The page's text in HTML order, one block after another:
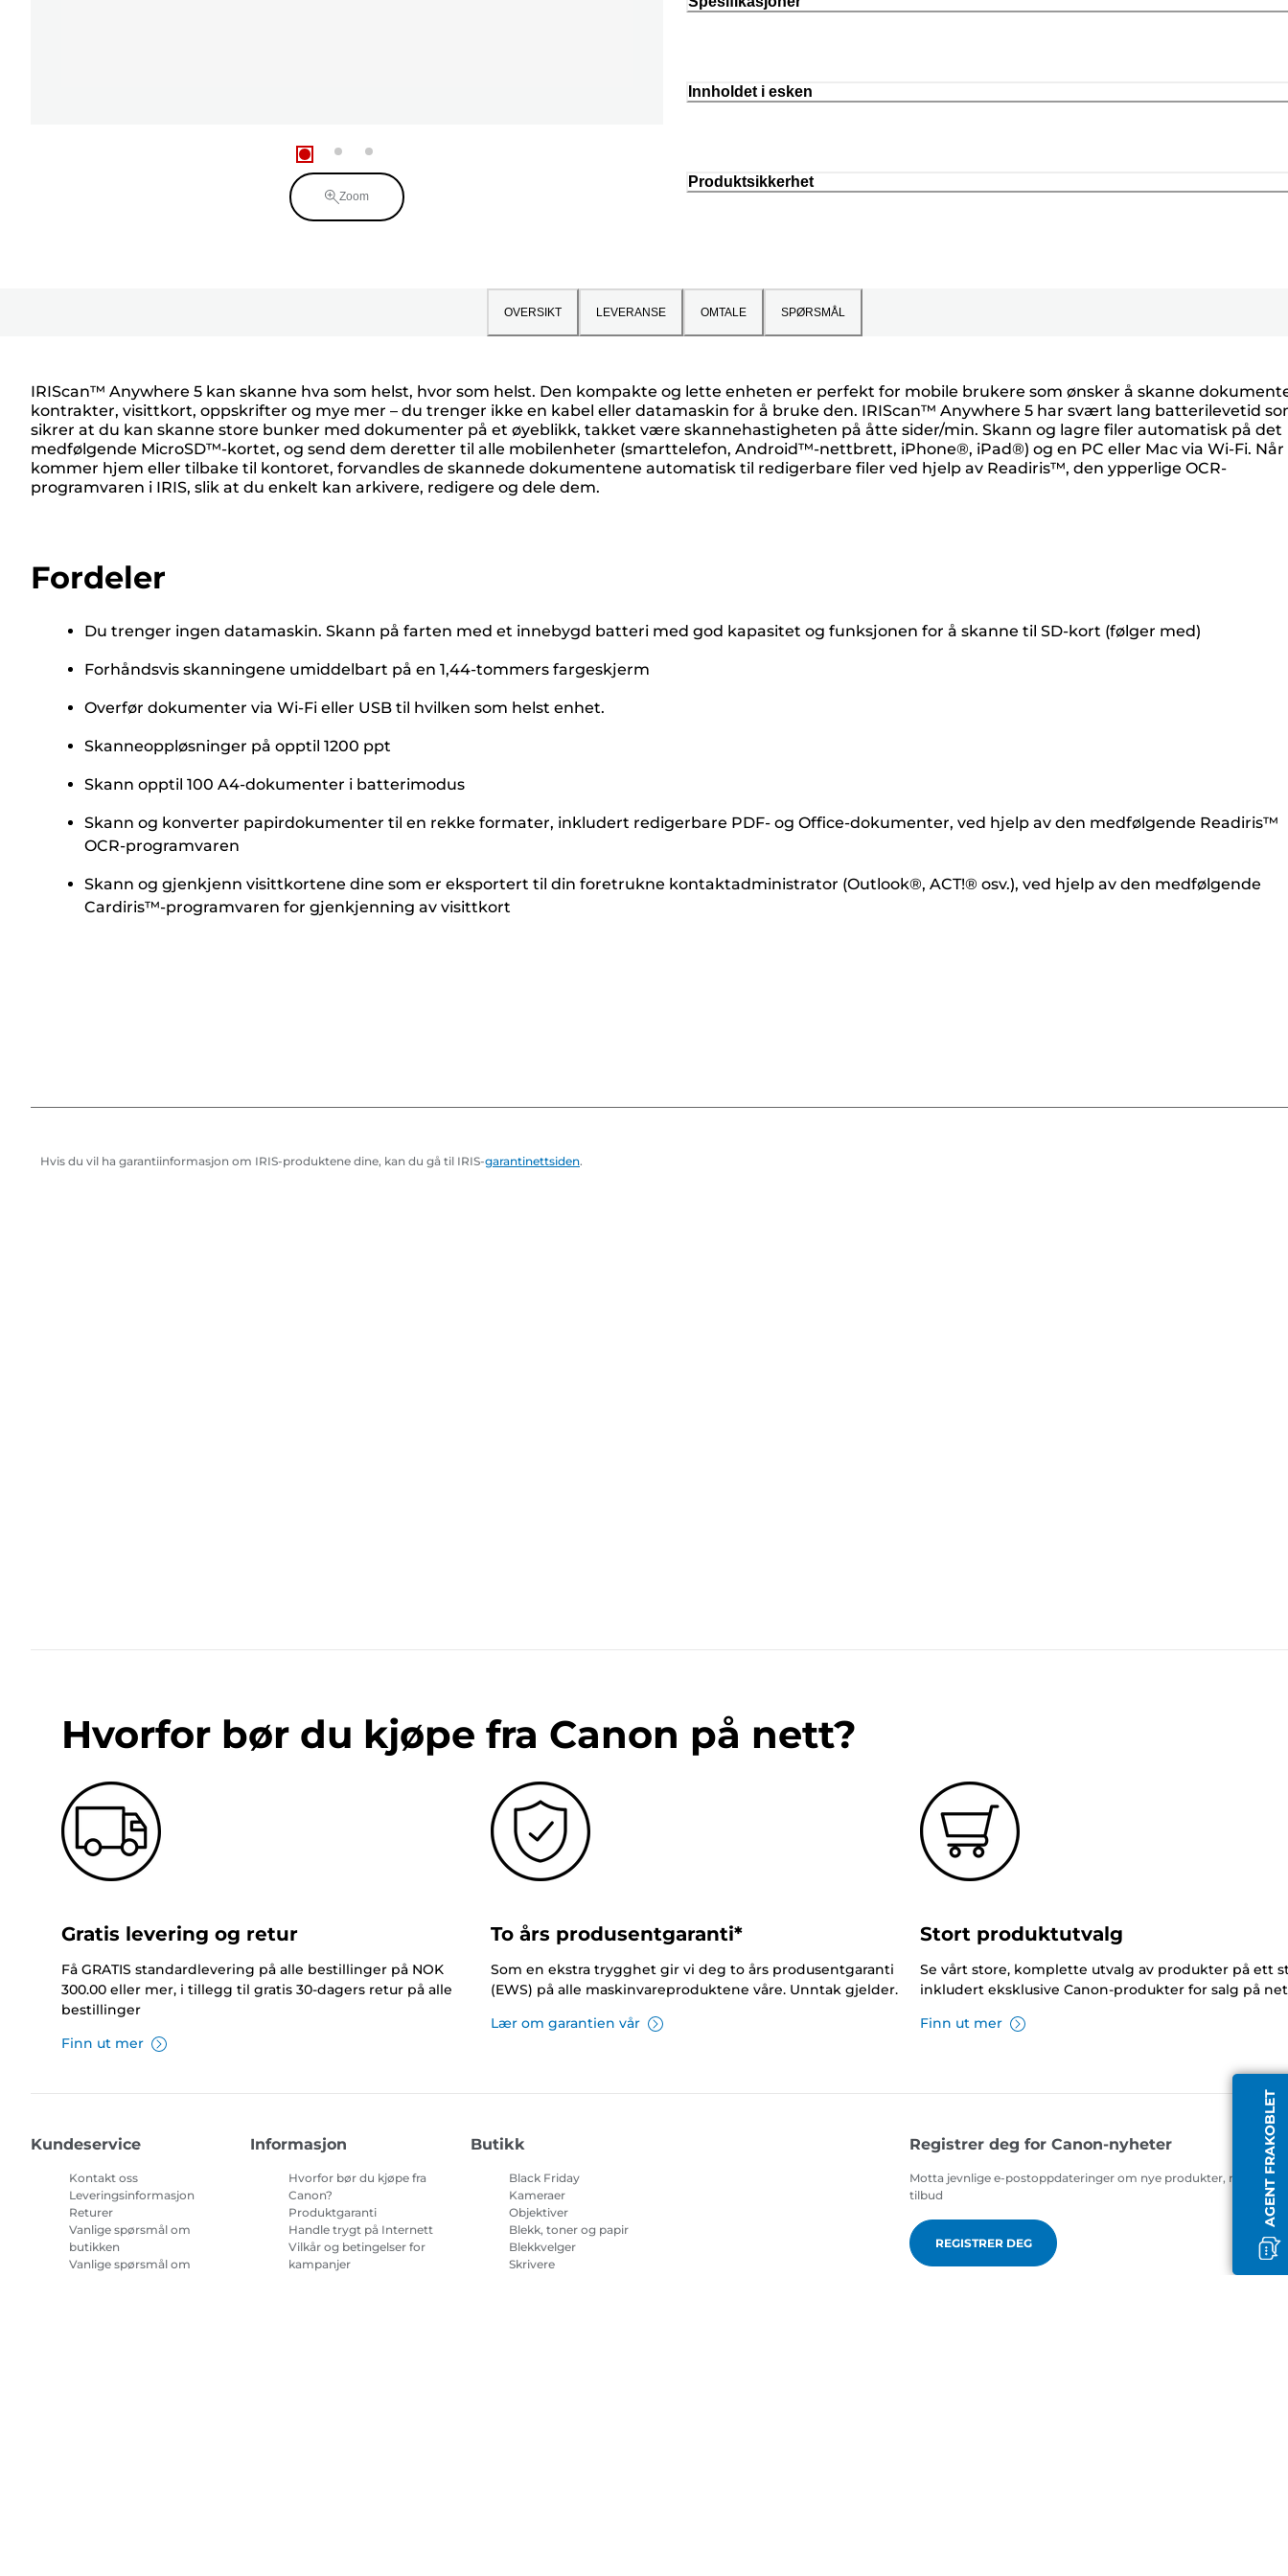
Zoom
Innholdet i esken
Produktsikkerhet
OVERSIKT LEVERANSE OMTALE SPØRSMÅL
IRIScan™ Anywhere 5 kan skanne hva som helst, hvor som helst. Den kompakte og lette enheten er perfekt for mobile brukere som ønsker å skanne
kontrakter, visittkort, oppskrifter og mye mer – du trenger ikke en kabel eller datamaskin for å bruke den. IRIScan™ Anywhere 5 har svært lang batterilevetid
sikrer at du kan skanne store bunker med dokumenter på et øyeblikk, takket være skannehastigheten på åtte sider/min. Skann og lagre filer automatisk på det
medfølgende MicroSD™-kortet, og send dem deretter til alle mobilenheter (smarttelefon, Android™-nettbrett, iPhone®, iPad®) og en PC eller Mac via Wi-Fi. Når
kommer hjem eller tilbake til kontoret, forvandles de skannede dokumentene automatisk til redigerbare filer ved hjelp av Readiris™, den ypperlige OCR-
programvaren i IRIS, slik at du enkelt kan arkivere, redigere og dele dem.
Fordeler
Du trenger ingen datamaskin. Skann på farten med et innebygd batteri med god kapasitet og funksjonen for å skanne til SD-kort (følger med)
Forhåndsvis skanningene umiddelbart på en 1,44-tommers fargeskjerm
Overfør dokumenter via Wi-Fi eller USB til hvilken som helst enhet.
Skanneoppløsninger på opptil 1200 ppt
Skann opptil 100 A4-dokumenter i batterimodus
Skann og konverter papirdokumenter til en rekke formater, inkludert redigerbare PDF- og Office-dokumenter, ved hjelp av den medfølgende Readiris™
OCR-programvaren
Skann og gjenkjenn visittkortene dine som er eksportert til din foretrukne kontaktadministrator (Outlook®, ACT!® osv.), ved hjelp av den medfølgende
Cardiris™-programvaren for gjenkjenning av visittkort
Hvis du vil ha garantiinformasjon om IRIS-produktene dine, kan du gå til IRIS-garantinettsiden.
AGENT FRAKOBLET
Hvorfor bør du kjøpe fra Canon på nett?
Gratis levering og retur
Få GRATIS standardlevering på alle bestillinger på NOK
300.00 eller mer, i tillegg til gratis 30-dagers retur på alle
bestillinger
Finn ut mer
To års produsentgaranti*
Som en ekstra trygghet gir vi deg to års produsentgaranti
(EWS) på alle maskinvareproduktene våre. Unntak gjelder.
Lær om garantien vår
Stort produktutvalg
Se vårt store, komplette utvalg av produkter på ett
inkludert eksklusive Canon-produkter for salg på
Finn ut mer
Kundeservice
Kontakt oss
Leveringsinformasjon
Returer
Vanlige spørsmål om
butikken
Vanlige spørsmål om
Informasjon
Hvorfor bør du kjøpe fra
Canon?
Produktgaranti
Handle trygt på Internett
Vilkår og betingelser for
kampanjer
Butikk
Black Friday
Kameraer
Objektiver
Blekk, toner og papir
Blekkvelger
Skrivere
Registrer deg for Canon-nyheter
Motta jevnlige e-postoppdateringer om nye produkter, nyttige
tilbud
REGISTRER DEG